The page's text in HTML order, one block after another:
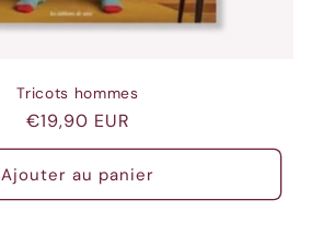
Tricots hommes
Prix
habituel
€19,90 EUR
Ajouter au panier